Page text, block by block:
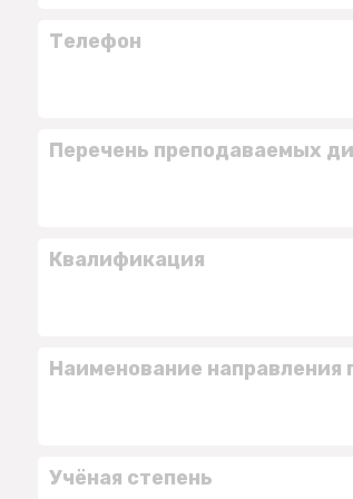
Телефон
Перечень преподаваемых
Квалификация
Наименование направления
Учёная степень